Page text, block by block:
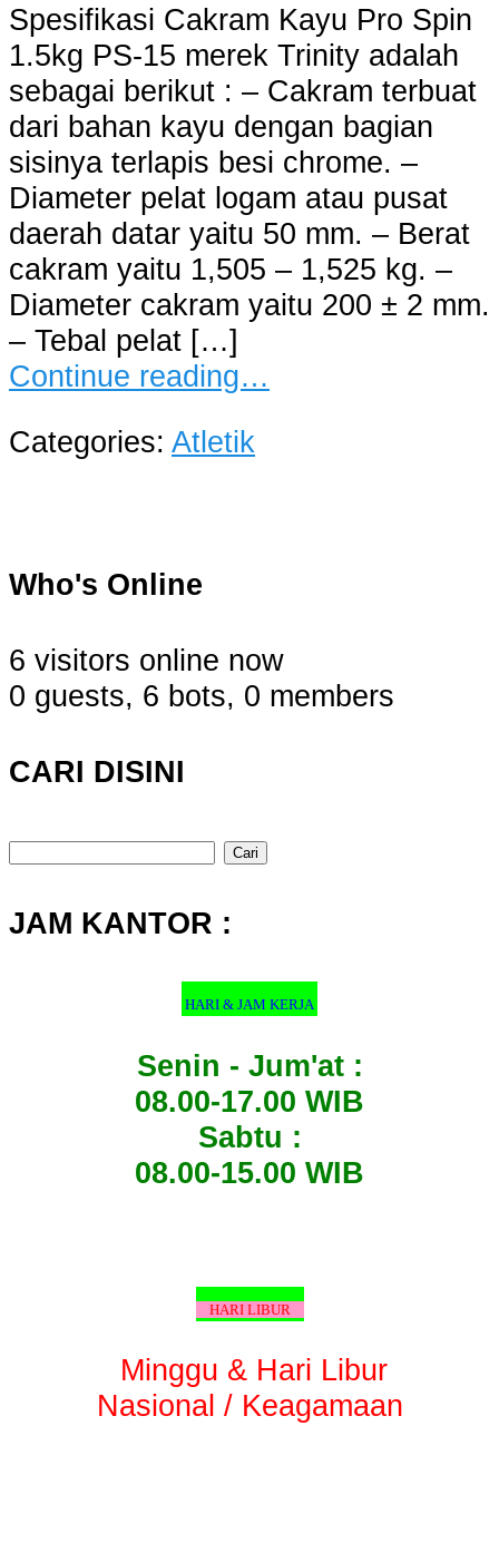
Spesifikasi Cakram Kayu Pro Spin
1.5kg PS-15 merek Trinity adalah
sebagai berikut : – Cakram terbuat
dari bahan kayu dengan bagian
sisinya terlapis besi chrome. –
Diameter pelat logam atau pusat
daerah datar yaitu 50 mm. – Berat
cakram yaitu 1,505 – 1,525 kg. –
Diameter cakram yaitu 200 ± 2 mm.
– Tebal pelat […]
Continue reading…
Categories: Atletik
Who's Online
6 visitors online now
0 guests, 6 bots, 0 members
CARI DISINI
Cari
JAM KANTOR :
HARI & JAM KERJA
Senin - Jum'at :
08.00-17.00 WIB
Sabtu :
08.00-15.00 WIB
HARI LIBUR
Minggu & Hari Libur
Nasional / Keagamaan